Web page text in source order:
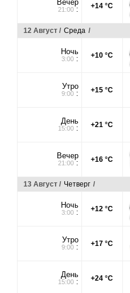
Вечер
21:00: +14 °C
12 Август / Среда /
Ночь
3:00: +10 °C
Утро
9:00: +15 °C
День
15:00: +21 °C
Вечер
21:00: +16 °C
13 Август / Четверг /
Ночь
3:00: +12 °C
Утро
9:00: +17 °C
День
15:00: +24 °C